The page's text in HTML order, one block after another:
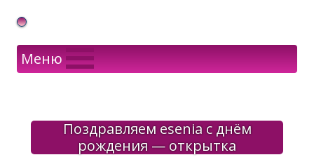
Gif Открытки в подарок
Меню
Поздравляем esenia с днём
рождения — открытка